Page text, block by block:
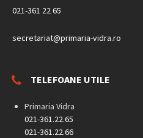
021-361 22 65
secretariat@primaria-vidra.ro
TELEFOANE UTILE
Primaria Vidra
021-361.22.65
021-361.22.66